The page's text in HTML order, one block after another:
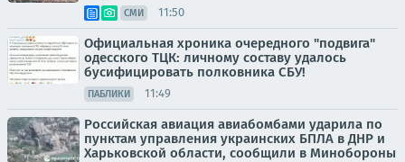
СМИ 11:50
Официальная хроника очередного "подвига"
одесского ТЦК: личному составу удалось
бусифицировать полковника СБУ!
ПАБЛИКИ 11:49
Российская авиация авиабомбами ударила по
пунктам управления украинских БПЛА в ДНР и
Харьковской области, сообщили в Минобороны